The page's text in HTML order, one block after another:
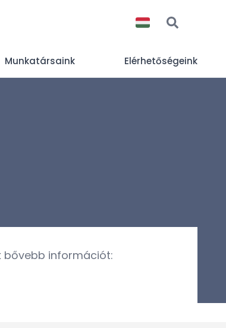
Munkatársaink Elérhetőségeink
bővebb információt: